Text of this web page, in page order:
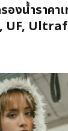
งน้ำราคาเ
UF,